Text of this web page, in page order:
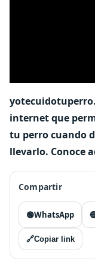
internet que
tu perro cuando
llevarlo. Conoce
Compartir
🟢WhatsApp
🔗Copiar link